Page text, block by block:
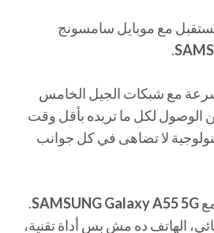
مع موبايل سامسونج
.
مع شبكات الجيل الخامس
الوصول لكل ما تريده بأقل وقت
لا تضاهى في كل جوانب
SAMSUNG Galaxy A55 5G
.
الهاتف ده مش بس أداة تقنية،